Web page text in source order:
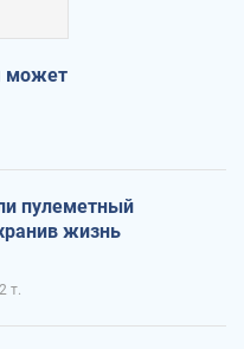
может
пулеметный
жизнь
т.